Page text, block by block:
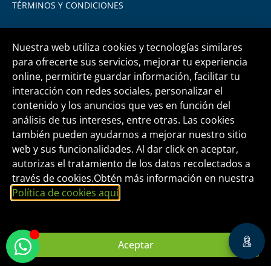
TÉRMINOS Y CONDICIONES
Central telefónica+51 1 500 6133
informes@fide.edu.pe
Edificio T-Tower Of. 2004 | Av. Rivera Navarrete
395 - San Isidro
FORMACIÓN INTEGRAL Y DESARROLLO
EMPRESARIAL S.A.C.
RUC Nº 20465826160
Nuestra web utiliza cookies y tecnologías similares
para ofrecerte sus servicios, mejorar tu experiencia
online, permitirte guardar información, facilitar tu
interacción con redes sociales, personalizar el
contenido y los anuncios que ves en función del
análisis de tus intereses, entre otras. Las cookies
también pueden ayudarnos a mejorar nuestro sitio
web y sus funcionalidades. Al dar click en aceptar,
autorizas el tratamiento de los datos recolectados a
través de cookies.Obtén más información en nuestra
Política de cookies aquí
Aceptar